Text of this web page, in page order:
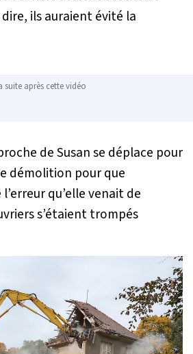
ils auraient évité la
suite après cette vidéo
de Susan se déplace pour
démolition pour que
qu’elle venait de
s’étaient trompés